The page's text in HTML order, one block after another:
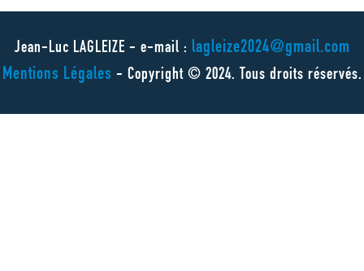
Jean-Luc LAGLEIZE - e-mail : lagleize2024@gmail.com
Mentions Légales - Copyright © 2024. Tous droits réservés.